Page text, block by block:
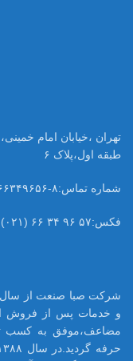
طبقه اول،پلاک ۶
شماره تماس:۸-۶۶۳۴۹۶۵۶ ( ۰۲۱)
فکس:۵۷ ۹۶ ۳۴ ۶۶ (۰۲۱)
و خدمات پس از فروش
مضاعف،موفق به کسب